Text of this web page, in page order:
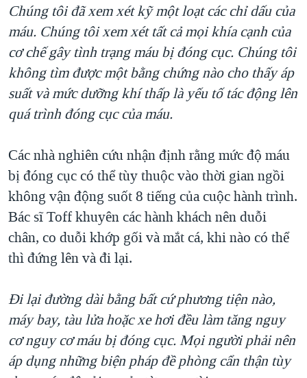
Chúng tôi đã xem xét kỹ một loạt các chỉ dấu của
máu. Chúng tôi xem xét tất cả mọi khía cạnh của
cơ chế gây tình trạng máu bị đóng cục. Chúng tôi
không tìm được một bằng chứng nào cho thấy áp
suất và mức dưỡng khí thấp là yếu tố tác động lên
quá trình đóng cục của máu.
Các nhà nghiên cứu nhận định rằng mức độ máu
bị đóng cục có thể tùy thuộc vào thời gian ngồi
không vận động suốt 8 tiếng của cuộc hành trình.
Bác sĩ Toff khuyên các hành khách nên duỗi
chân, co duỗi khớp gối và mắt cá, khi nào có thể
thì đứng lên và đi lại.
Đi lại đường dài bằng bất cứ phương tiện nào,
máy bay, tàu lửa hoặc xe hơi đều làm tăng nguy
cơ nguy cơ máu bị đóng cục. Mọi người phải nên
áp dụng những biện pháp đề phòng cẩn thận tùy